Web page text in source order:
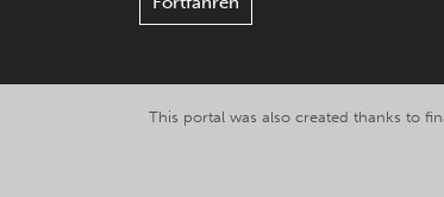
This portal was also created thanks to